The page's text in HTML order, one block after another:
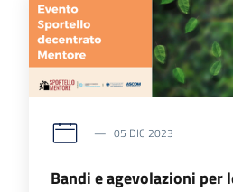
05 DIC 2023
Bandi e agevolazioni per